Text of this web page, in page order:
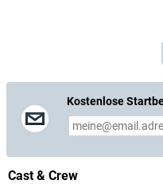
Kostenlose
Cast & Crew